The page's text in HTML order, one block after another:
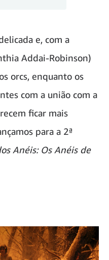
e, com a
Addai-Robinson)
orcs, enquanto os
com a união com a
ficar mais
para a 2ª
Anéis: Os Anéis de